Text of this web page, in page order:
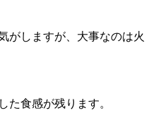
がしますが、大事なのは火
た食感が残ります。